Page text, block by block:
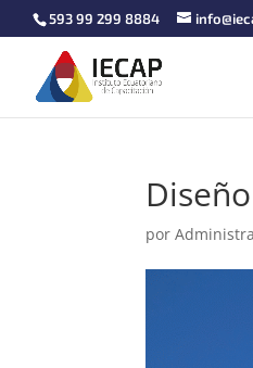
593 99 299 8884
porAdministra